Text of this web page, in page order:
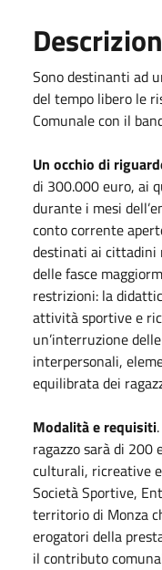
Sono destinanti ad
del tempo libero le
Comunale con il
Un occhio di
di 300.000 euro, ai
durante i mesi
conto corrente
destinati ai cittadini
delle fasce
restrizioni: la
attività sportive e
un’interruzione
interpersonali,
equilibrata dei
Modalità e requisiti
ragazzo sarà di 200
culturali, ricreative
Società Sportive,
territorio di Monza
erogatori della
il contributo